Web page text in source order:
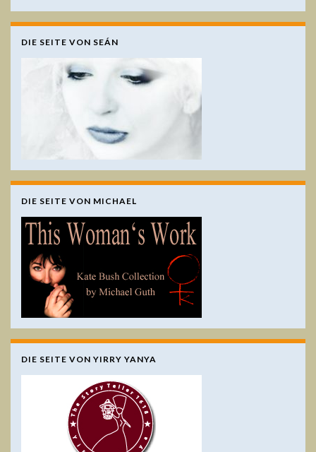
DIE SEITE VON SEÁN
DIE SEITE VON MICHAEL
DIE SEITE VON YIRRY YANYA